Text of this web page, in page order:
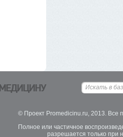
МЕДИЦИНУ
© Проект Promedicinu.ru, 2013. Все
Полное или частичное
разрешается только при